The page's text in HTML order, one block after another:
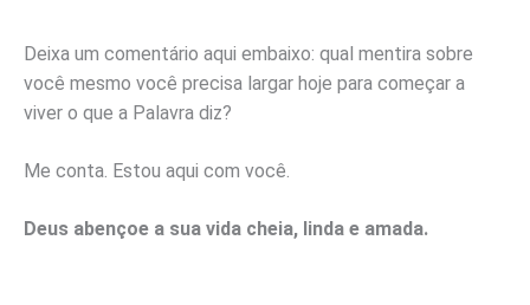
Deixa um comentário aqui embaixo: qual mentira sobre
você mesmo você precisa largar hoje para começar a
viver o que a Palavra diz?
Me conta. Estou aqui com você.
Deus abençoe a sua vida cheia, linda e amada.